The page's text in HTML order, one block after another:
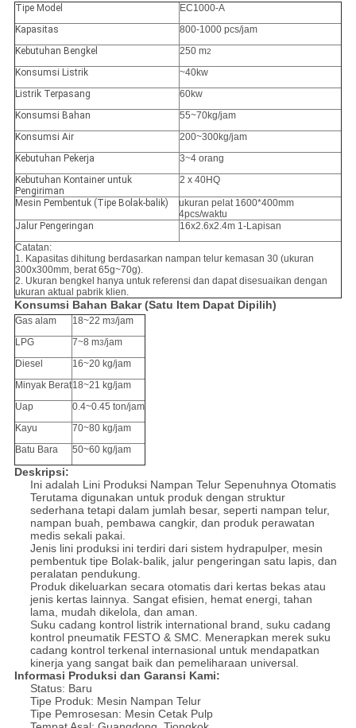
Tipe Model
EC1000-A
Kapasitas
800-1000 pcs/jam
Kebutuhan Bengkel
250 m2
Konsumsi Listrik
~40kw
Listrik Terpasang
60kw
Konsumsi Bahan
55~70kg/jam
Konsumsi Air
200~300kg/jam
Kebutuhan Pekerja
3~4 orang
Kebutuhan Kontainer untuk
Pengiriman
2 x 40HQ
Mesin Pembentuk (Tipe Bolak-balik)
ukuran pelat 1600*400mm
4pcs/waktu
Jalur Pengeringan
16x2.6x2.4m 1-Lapisan
Catatan:
1. Kapasitas dihitung berdasarkan nampan telur kemasan 30 (ukuran
300x300mm, berat 65g~70g).
2. Ukuran bengkel hanya untuk referensi dan dapat disesuaikan dengan
ukuran aktual pabrik klien.
Konsumsi Bahan Bakar (Satu Item Dapat Dipilih)
Gas alam 18~22 m3/jam
LPG
7~8 m3/jam
Diesel
16~20 kg/jam
Minyak Berat18~21 kg/jam
Uap
0.4~0.45 ton/jam
Kayu
70~80 kg/jam
Batu Bara
50~60 kg/jam
Deskripsi:
Ini adalah Lini Produksi Nampan Telur Sepenuhnya Otomatis
Terutama digunakan untuk produk dengan struktur
sederhana tetapi dalam jumlah besar, seperti nampan telur,
nampan buah, pembawa cangkir, dan produk perawatan
medis sekali pakai.
Jenis lini produksi ini terdiri dari sistem hydrapulper, mesin
pembentuk tipe Bolak-balik, jalur pengeringan satu lapis, dan
peralatan pendukung.
Produk dikeluarkan secara otomatis dari kertas bekas atau
jenis kertas lainnya. Sangat efisien, hemat energi, tahan
lama, mudah dikelola, dan aman.
Suku cadang kontrol listrik international brand, suku cadang
kontrol pneumatik FESTO & SMC. Menerapkan merek suku
cadang kontrol terkenal internasional untuk mendapatkan
kinerja yang sangat baik dan pemeliharaan universal.
Informasi Produksi dan Garansi Kami:
Status: Baru
Tipe Produk: Mesin Nampan Telur
Tipe Pemrosesan: Mesin Cetak Pulp